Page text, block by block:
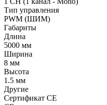
Тип управления
PWM (ШИМ)
Габариты
Длина
5000 мм
Ширина
8 мм
Высота
1.5 мм
Другие
Сертификат CE